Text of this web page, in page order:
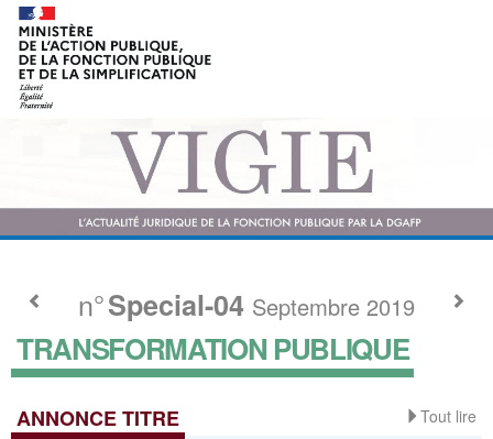
n°Special-04 Septembre 2019
TRANSFORMATION PUBLIQUE
Tout lire
ANNONCE TITRE